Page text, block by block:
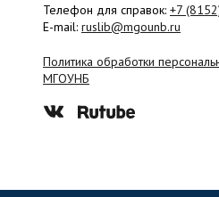
Телефон для справок: +7
E-mail: ruslib@mgounb.ru
Политика обработки
МГОУНБ